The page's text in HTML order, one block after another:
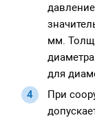
мм.
для
При